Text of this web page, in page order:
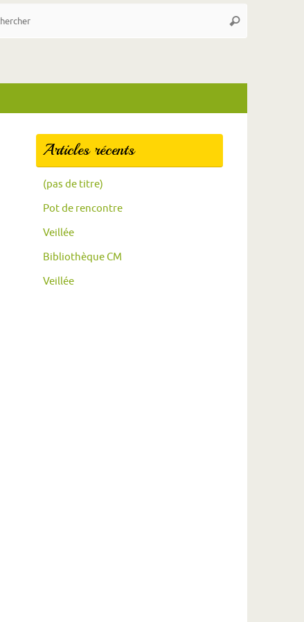
Articles récents
(pas de titre)
Pot de rencontre
Veillée
Bibliothèque CM
Veillée